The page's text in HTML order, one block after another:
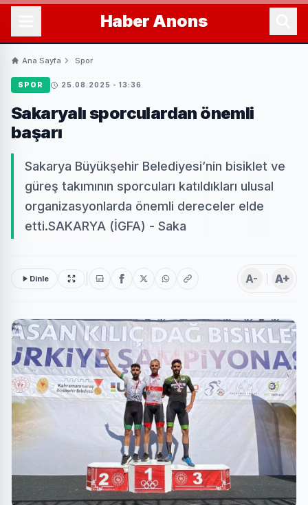
Haber Anons
Ana Sayfa Spor
SPOR 25.08.2025 - 13:36
Sakaryalı sporculardan önemli
başarı
Sakarya Büyükşehir Belediyesi’nin bisiklet ve
güreş takımının sporcuları katıldıkları ulusal
organizasyonlarda önemli dereceler elde
etti.SAKARYA (İGFA) - Saka
Dinle A- A+